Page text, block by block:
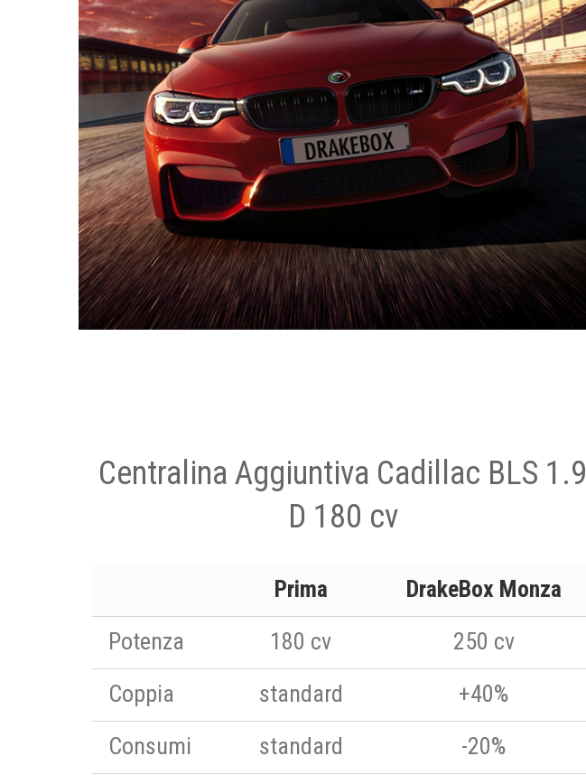
Centralina Aggiuntiva Cadillac BLS 1.9
D 180 cv
Prima
DrakeBox Monza
Potenza
180 cv
250 cv
Coppia
standard
+40%
Consumi
standard
-20%